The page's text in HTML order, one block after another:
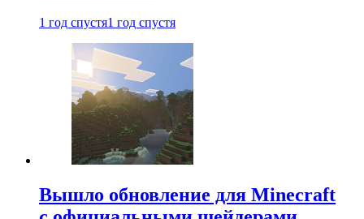
1 год спустя1 год спустя
Вышло обновление для Minecraft